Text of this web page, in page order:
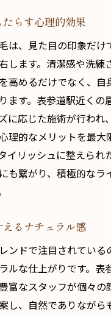
らす心理的効果
は、見た目の印象だけ
します。清潔感や洗練
高めるだけでなく、自
ます。表参道駅近くの
に応じた施術が行われ
理的なメリットを最大
イリッシュに整えられ
も繋がり、積極的なラ
るナチュラル感
ンドで注目されている
ルな仕上がりです。表
富なスタッフが個々の
し、自然でありながら